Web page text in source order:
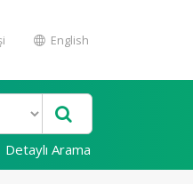
English
Detaylı Arama